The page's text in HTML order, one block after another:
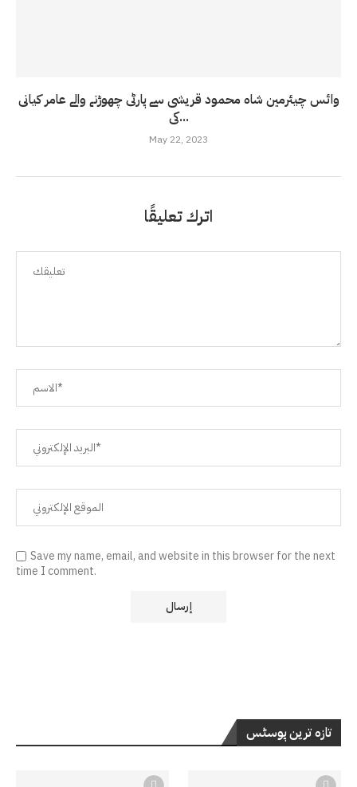
وائس چیئرمین شاہ محمود قریشی سے پارٹی چھوڑنے والے عامر کیانی
کی...
May 22, 2023
اترك تعليقًا
Save my name, email, and website in this browser for the next
time I comment.
تازہ ترین پوسٹس